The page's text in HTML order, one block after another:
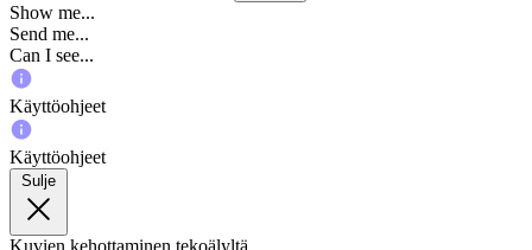
Show me...
Send me...
Can I see...
Käyttöohjeet
Käyttöohjeet
Sulje
Kuvien kehottaminen tekoälyltä